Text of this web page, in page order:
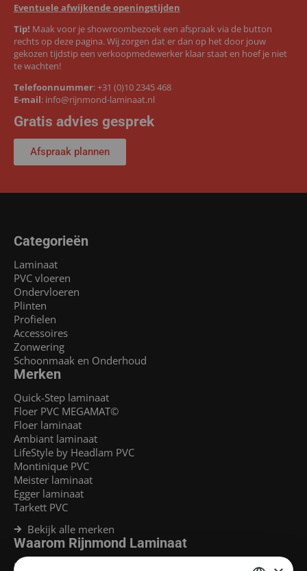
Eventuele afwijkende openingstijden
Tip! Maak voor je showroombezoek een afspraak via de button
rechts op deze pagina. Wij zorgen dat er dan op het door jouw
gekozen tijdstip een verkoopmedewerker klaar staat en hoef je niet
te wachten!
Telefoonnummer:+31 (0)10 2345 468
E-mail: info@rijnmond-laminaat.nl
Gratis advies gesprek
Afspraak plannen
Categorieën
Laminaat
PVC vloeren
Ondervloeren
Plinten
Profielen
Accessoires
Zonwering
Schoonmaak en Onderhoud
Merken
Quick-Step laminaat
Floer PVC MEGAMAT©
Floer laminaat
Ambiant laminaat
LifeStyle by Headlam PVC
Montinique PVC
Meister laminaat
Egger laminaat
Tarkett PVC
Bekijk alle merken
Waarom Rijnmond Laminaat
Legservice